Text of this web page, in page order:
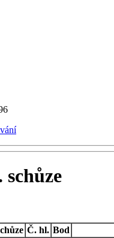
schůze
Č. hl. Bod